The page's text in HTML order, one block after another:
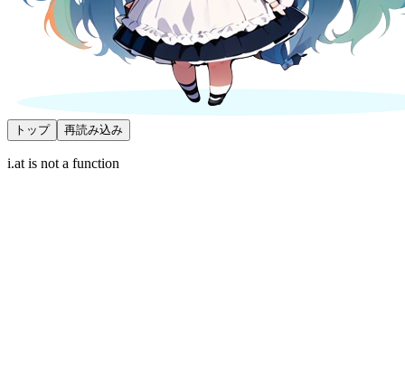
トップ 再読み込み
i.at is not a function